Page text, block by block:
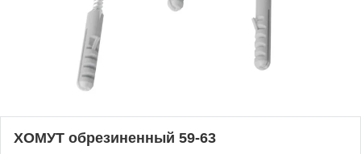
ХОМУТ обрезиненный 59-63